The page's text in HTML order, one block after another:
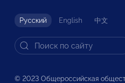
Русский English 中文
© 2023 Общероссийская